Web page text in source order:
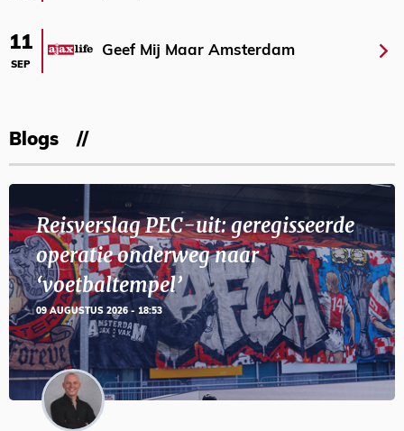
11
SEP
Geef Mij Maar Amsterdam
Blogs
Reisverslag PEC-uit: geregisseerde
operatie onderweg naar
‘voetbaltempel’
09 AUGUSTUS 2026 - 18:53